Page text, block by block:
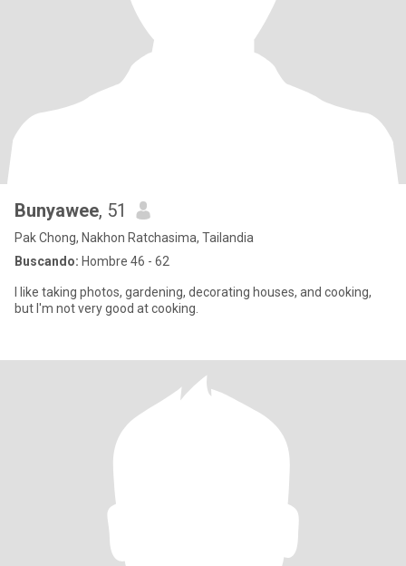
Bunyawee, 51
Pak Chong, Nakhon Ratchasima, Tailandia
Buscando: Hombre 46 - 62
I like taking photos, gardening, decorating houses, and cooking,
but I'm not very good at cooking.